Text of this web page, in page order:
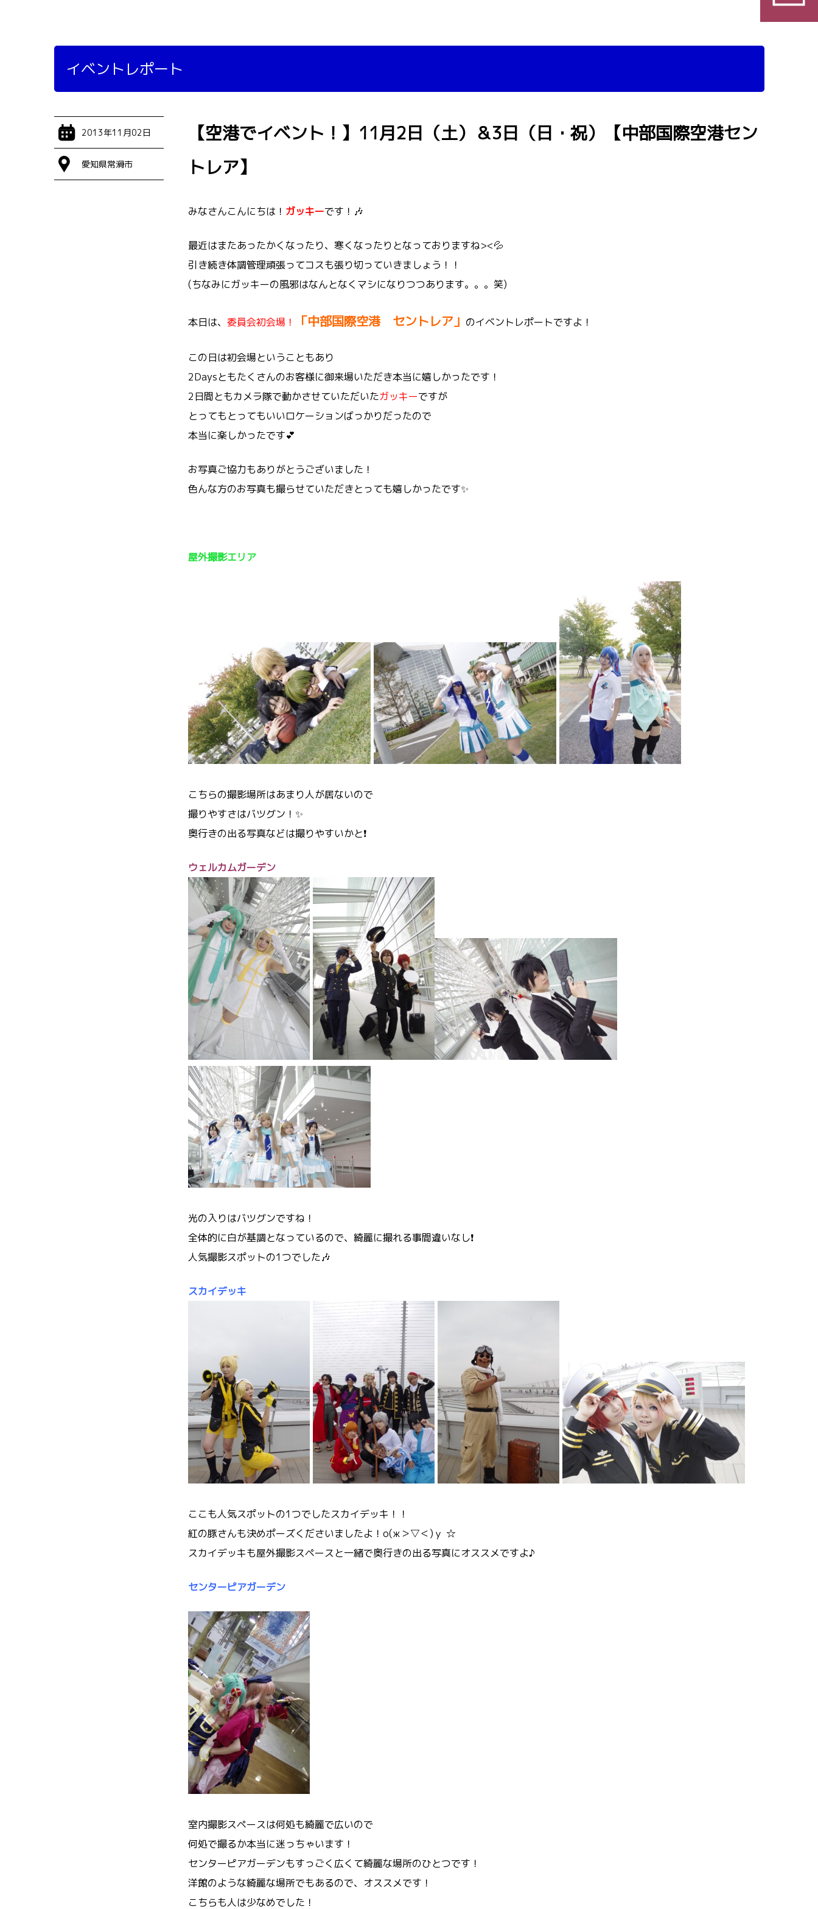
イベントレポート
2013年11月02日
愛知県常滑市
【空港でイベント！】11月2日（土）＆3日（日・祝）【中部国際空港セン
トレア】
みなさんこんにちは！ ガッキーです！🎶
最近はまたあったかくなったり、寒くなったりとなっておりますね><💦
引き続き体調管理頑張ってコスも張り切っていきましょう！！
(ちなみにガッキーの風邪はなんとなくマシになりつつあります。。。笑)
本日は、 委員会初会場！ 「中部国際空港 セントレア」 のイベントレポートですよ！
この日は初会場ということもあり
2Daysともたくさんのお客様に御来場いただき本当に嬉しかったです！
2日間ともカメラ隊で動かさせていただいたガッキーですが
とってもとってもいいロケーションばっかりだったので
本当に楽しかったです💕
お写真ご協力もありがとうございました！
色んな方のお写真も撮らせていただきとっても嬉しかったです✨
屋外撮影エリア
こちらの撮影場所はあまり人が居ないので
撮りやすさはバツグン！✨
奥行きの出る写真などは撮りやすいかと❗
ウェルカムガーデン
光の入りはバツグンですね！
全体的に白が基調となっているので、綺麗に撮れる事間違いなし❗
人気撮影スポットの1つでした🎶
スカイデッキ
ここも人気スポットの1つでしたスカイデッキ！！
紅の豚さんも決めポーズくださいましたよ！о(ж＞▽＜)ｙ ☆
スカイデッキも屋外撮影スペースと一緒で奥行きの出る写真にオススメですよ♪
センターピアガーデン
室内撮影スペースは何処も綺麗で広いので
何処で撮るか本当に迷っちゃいます！
センターピアガーデンもすっごく広くて綺麗な場所のひとつです！
洋館のような綺麗な場所でもあるので、オススメです！
こちらも人は少なめでした！